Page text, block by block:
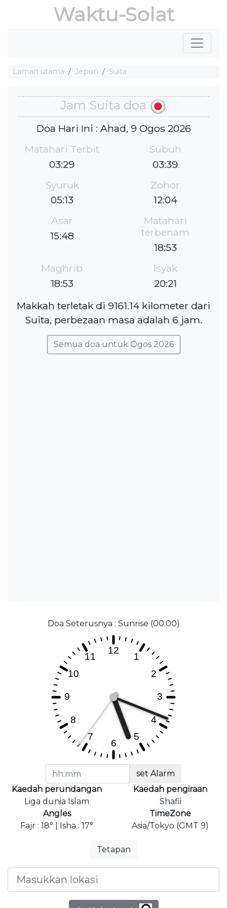
Waktu-Solat
Laman utama Jepun Suita
Jam Suita doa
Doa Hari Ini : Ahad, 9 Ogos 2026
Matahari Terbit
03:29
Subuh
03:39
Syuruk
05:13
Zohor
12:04
Asar
15:48
Matahari
terbenam
18:53
Maghrib
18:53
Isyak
20:21
Makkah terletak di 9161.14 kilometer dari
Suita, perbezaan masa adalah 6 jam.
Semua doa untuk Ogos 2026
Doa Seterusnya : Sunrise (00:00)
set Alarm
Kaedah perundangan
Liga dunia Islam
Kaedah pengiraan
Shafii
Angles
Fajr : 18° | Isha : 17°
TimeZone
Asia/Tokyo (GMT 9)
Tetapan